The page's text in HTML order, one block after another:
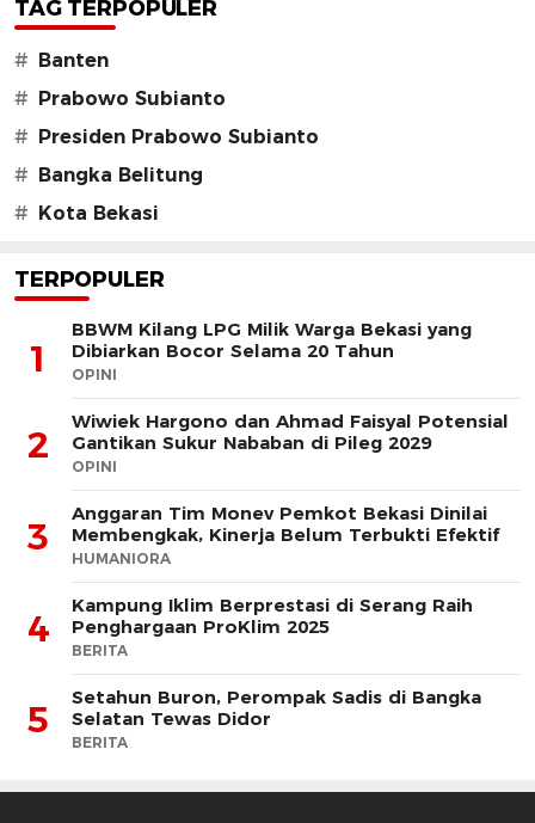
TAG TERPOPULER
# Banten
# Prabowo Subianto
# Presiden Prabowo Subianto
# Bangka Belitung
# Kota Bekasi
TERPOPULER
1
BBWM Kilang LPG Milik Warga Bekasi yang
Dibiarkan Bocor Selama 20 Tahun
OPINI
2
Wiwiek Hargono dan Ahmad Faisyal Potensial
Gantikan Sukur Nababan di Pileg 2029
OPINI
3
Anggaran Tim Monev Pemkot Bekasi Dinilai
Membengkak, Kinerja Belum Terbukti Efektif
HUMANIORA
4
Kampung Iklim Berprestasi di Serang Raih
Penghargaan ProKlim 2025
BERITA
5
Setahun Buron, Perompak Sadis di Bangka
Selatan Tewas Didor
BERITA